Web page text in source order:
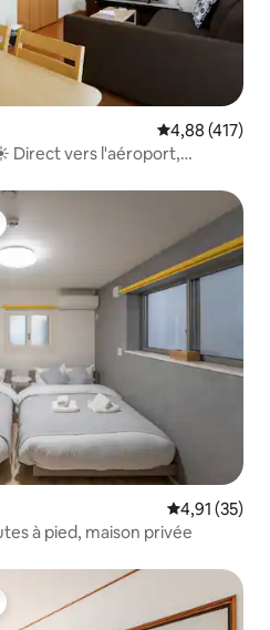
Évaluation
4,88 (417)
Direct vers l'aéroport,
Évaluation
4,91 (35)
à pied, maison privée